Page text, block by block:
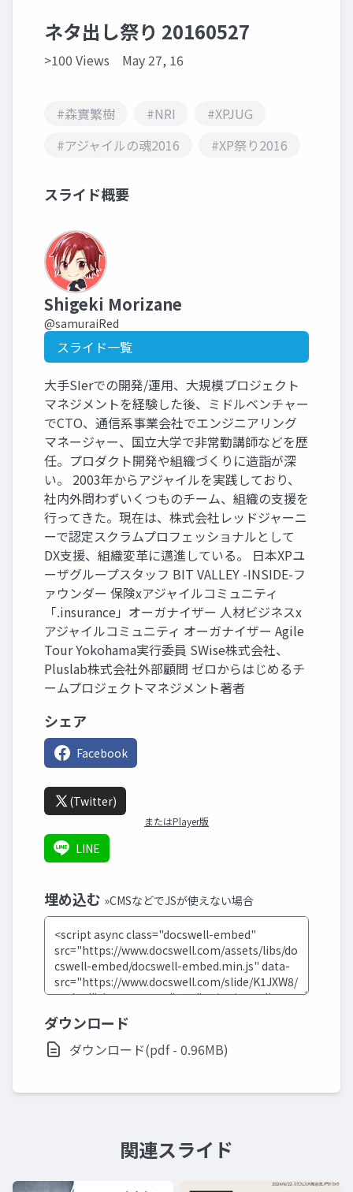
ネタ出し祭り 20160527
>100 Views May 27, 16
#森實繁樹 #NRI
#XPJUG
#アジャイルの魂2016
#XP祭り2016
スライド概要
Shigeki Morizane
@samuraiRed
スライド一覧
大手SIerでの開発/運用、大規模プロジェクト
マネジメントを経験した後、ミドルベンチャー
でCTO、通信系事業会社でエンジニアリング
マネージャー、国立大学で非常勤講師などを歴
任。プロダクト開発や組織づくりに造詣が深
い。 2003年からアジャイルを実践しており、
社内外問わずいくつものチーム、組織の支援を
行ってきた。現在は、株式会社レッドジャーニ
ーで認定スクラムプロフェッショナルとして
DX支援、組織変革に邁進している。 日本XPユ
ーザグループスタッフ BIT VALLEY -INSIDE-フ
ァウンダー 保険xアジャイルコミュニティ
「.insurance」オーガナイザー 人材ビジネスx
アジャイルコミュニティ オーガナイザー Agile
Tour Yokohama実行委員 SWise株式会社、
Pluslab株式会社外部顧問 ゼロからはじめるチ
ームプロジェクトマネジメント著者
シェア
Facebook
(Twitter)
またはPlayer版
LINE
埋め込む »CMSなどでJSが使えない場合
ダウンロード
ダウンロード(pdf - 0.96MB)
関連スライド